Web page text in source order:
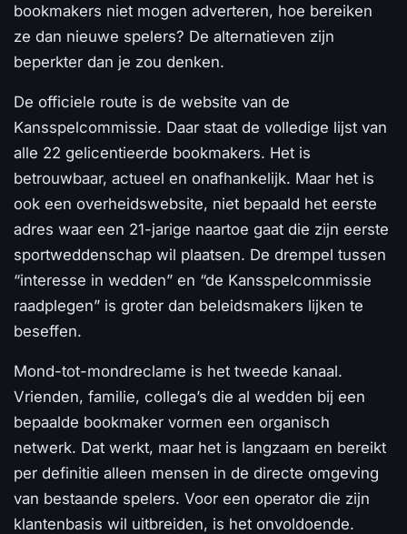
bookmakers niet mogen adverteren, hoe bereiken
ze dan nieuwe spelers? De alternatieven zijn
beperkter dan je zou denken.
De officiele route is de website van de
Kansspelcommissie. Daar staat de volledige lijst van
alle 22 gelicentieerde bookmakers. Het is
betrouwbaar, actueel en onafhankelijk. Maar het is
ook een overheidswebsite, niet bepaald het eerste
adres waar een 21-jarige naartoe gaat die zijn eerste
sportweddenschap wil plaatsen. De drempel tussen
“interesse in wedden” en “de Kansspelcommissie
raadplegen” is groter dan beleidsmakers lijken te
beseffen.
Mond-tot-mondreclame is het tweede kanaal.
Vrienden, familie, collega’s die al wedden bij een
bepaalde bookmaker vormen een organisch
netwerk. Dat werkt, maar het is langzaam en bereikt
per definitie alleen mensen in de directe omgeving
van bestaande spelers. Voor een operator die zijn
klantenbasis wil uitbreiden, is het onvoldoende.